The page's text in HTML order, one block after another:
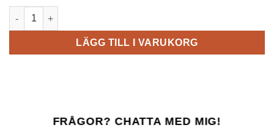
FTCU13-L2L-B P // Rear LWB L/H Blank mängd
LÄGG TILL I VARUKORG
FRÅGOR? CHATTA MED MIG!